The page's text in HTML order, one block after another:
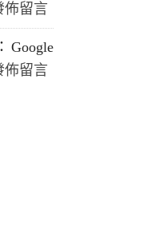
佈留言
Google
佈留言